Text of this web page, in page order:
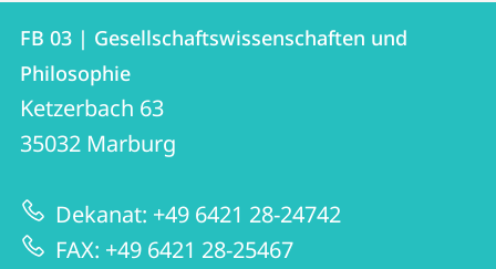
Kontakt
und
Informationen
zur
Website
Kontaktinformationen
FB
03
|
Gesellschaftswissenschaften
und
Philosophie
FB 03 | Gesellschaftswissenschaften und
Philosophie
Ketzerbach 63
35032 Marburg
Dekanat: +49 6421 28-24742
FAX: +49 6421 28-25467